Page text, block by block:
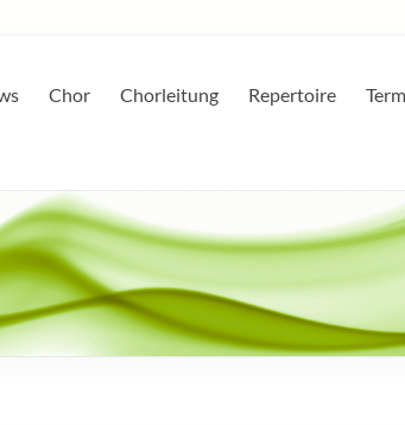
Chor Chorleitung Repertoire